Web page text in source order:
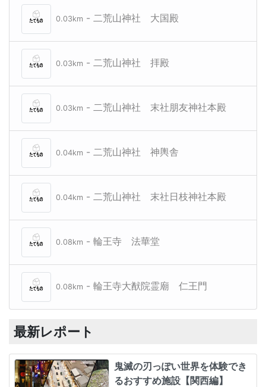
0.03km - 二荒山神社 大国殿
0.03km - 二荒山神社 拝殿
0.03km - 二荒山神社 末社朋友神社本殿
0.04km - 二荒山神社 神輿舎
0.04km - 二荒山神社 末社日枝神社本殿
0.08km - 輪王寺 法華堂
0.08km - 輪王寺大猷院霊廟 仁王門
最新レポート
鬼滅の刃っぽい世界を体験でき
るおすすめ施設【関西編】